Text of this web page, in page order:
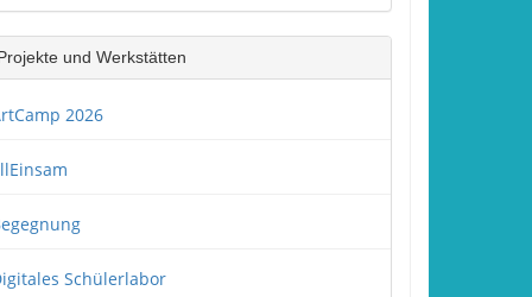
und Werkstätten
2026
Schülerlabor